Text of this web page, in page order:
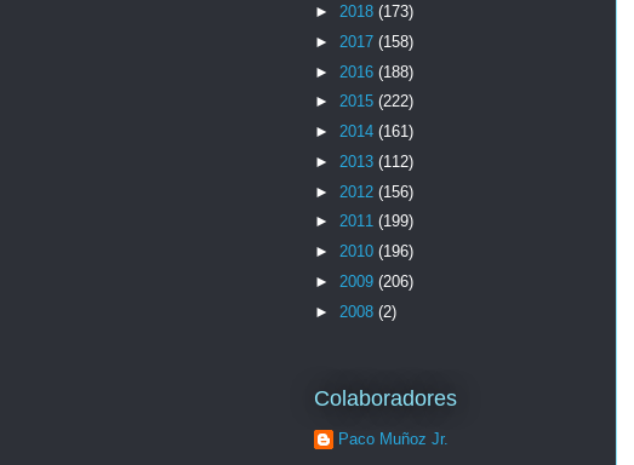
► 2018 (173)
► 2017 (158)
► 2016 (188)
► 2015 (222)
► 2014 (161)
► 2013 (112)
► 2012 (156)
► 2011 (199)
► 2010 (196)
► 2009 (206)
► 2008 (2)
Colaboradores
Paco Muñoz Jr.